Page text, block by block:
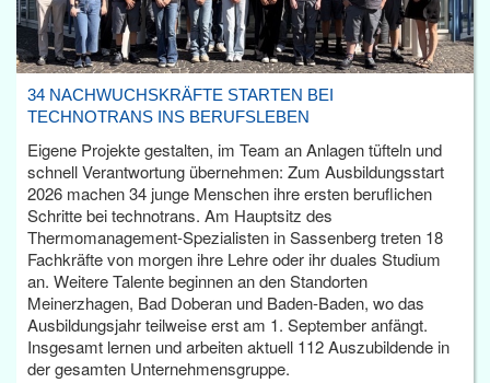
34 NACHWUCHSKRÄFTE STARTEN BEI
TECHNOTRANS INS BERUFSLEBEN
Eigene Projekte gestalten, im Team an Anlagen tüfteln und
schnell Verantwortung übernehmen: Zum Ausbildungsstart
2026 machen 34 junge Menschen ihre ersten beruflichen
Schritte bei technotrans. Am Hauptsitz des
Thermomanagement-Spezialisten in Sassenberg treten 18
Fachkräfte von morgen ihre Lehre oder ihr duales Studium
an. Weitere Talente beginnen an den Standorten
Meinerzhagen, Bad Doberan und Baden-Baden, wo das
Ausbildungsjahr teilweise erst am 1. September anfängt.
Insgesamt lernen und arbeiten aktuell 112 Auszubildende in
der gesamten Unternehmensgruppe.